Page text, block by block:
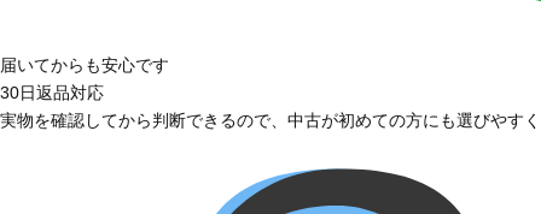
届いてからも安心です
30日返品対応
実物を確認してから判断できるので、中古が初めての方にも選びやす